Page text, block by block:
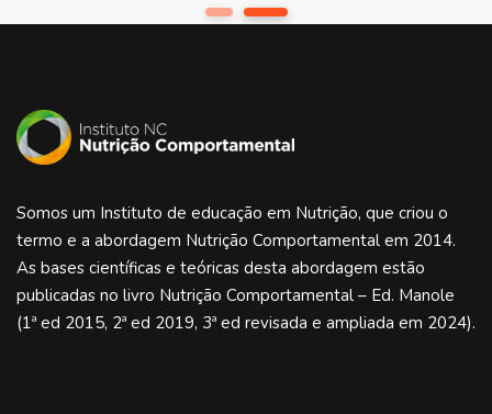
1 2
Somos um Instituto de educação em Nutrição, que criou o
termo e a abordagem Nutrição Comportamental em 2014.
As bases científicas e teóricas desta abordagem estão
publicadas no livro Nutrição Comportamental – Ed. Manole
(1ª ed 2015, 2ª ed 2019, 3ª ed revisada e ampliada em 2024).